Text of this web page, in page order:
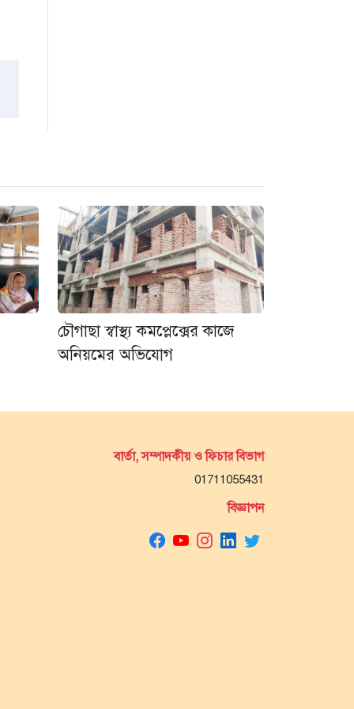
চৌগাছা স্বাস্থ্য কমপ্লেক্সের কাজে
অনিয়মের অভিযোগ
বার্তা, সম্পাদকীয় ও ফিচার বিভাগ
01711055431
বিজ্ঞাপন